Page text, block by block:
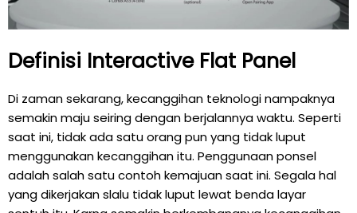
Definisi Interactive Flat Panel
Di zaman sekarang, kecanggihan teknologi nampaknya
semakin maju seiring dengan berjalannya waktu. Seperti
saat ini, tidak ada satu orang pun yang tidak luput
menggunakan kecanggihan itu. Penggunaan ponsel
adalah salah satu contoh kemajuan saat ini. Segala hal
yang dikerjakan slalu tidak luput lewat benda layar